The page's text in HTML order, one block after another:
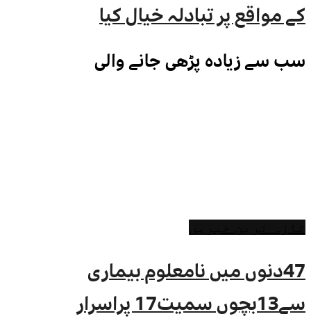
کے مواقع پر تبادلہ خیال کیا
سب سے زیادہ پڑھی جانے والی
47دنوں میں نامعلوم بیماری
سے13بچوں سمیت17 پراسرار